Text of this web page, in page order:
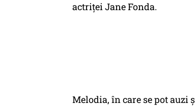
actriței Jane Fonda.
Melodia, în care se pot